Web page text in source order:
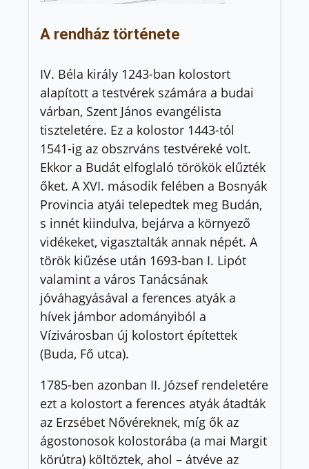
A rendház története
IV. Béla király 1243-ban kolostort
alapított a testvérek számára a budai
várban, Szent János evangélista
tiszteletére. Ez a kolostor 1443-tól
1541-ig az obszrváns testvéreké volt.
Ekkor a Budát elfoglaló törökök elűzték
őket. A XVI. második felében a Bosnyák
Provincia atyái telepedtek meg Budán,
s innét kiindulva, bejárva a környező
vidékeket, vigasztalták annak népét. A
török kiűzése után 1693-ban I. Lipót
valamint a város Tanácsának
jóváhagyásával a ferences atyák a
hívek jámbor adományiból a
Vízivárosban új kolostort építettek
(Buda, Fő utca).
1785-ben azonban II. József rendeletére
ezt a kolostort a ferences atyák átadták
az Erzsébet Nővéreknek, míg ők az
ágostonosok kolostorába (a mai Margit
körútra) költöztek, ahol – átvéve az